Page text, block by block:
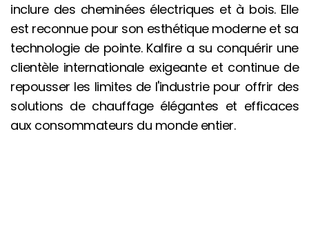
inclure des cheminées électriques et à bois. Elle
est reconnue pour son esthétique moderne et sa
technologie de pointe. Kalfire a su conquérir une
clientèle internationale exigeante et continue de
repousser les limites de l'industrie pour offrir des
solutions de chauffage élégantes et efficaces
aux consommateurs du monde entier.